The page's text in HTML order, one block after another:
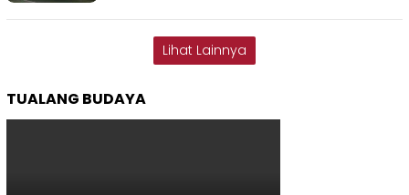
Lihat Lainnya
TUALANG BUDAYA